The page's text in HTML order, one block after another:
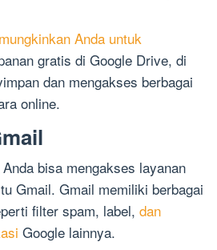
Anda untuk
gratis di Google Drive, di
dan mengakses berbagai
online.
bisa mengakses layanan
Gmail. Gmail memiliki berbagai
filter spam, label, dan
Google lainnya.